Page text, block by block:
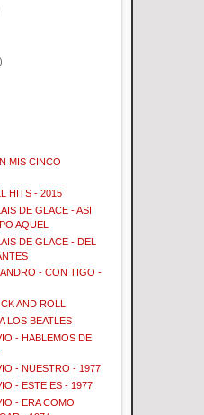
MIS CINCO
HITS - 2015
DE GLACE - ASI
AQUEL
DE GLACE - DEL
- CON TIGO -
AND ROLL
LOS BEATLES
- HABLEMOS DE
- NUESTRO - 1977
- ESTE ES - 1977
- ERA COMO